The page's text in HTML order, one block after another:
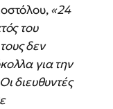
«24
του
δεν
για την
διευθυντές